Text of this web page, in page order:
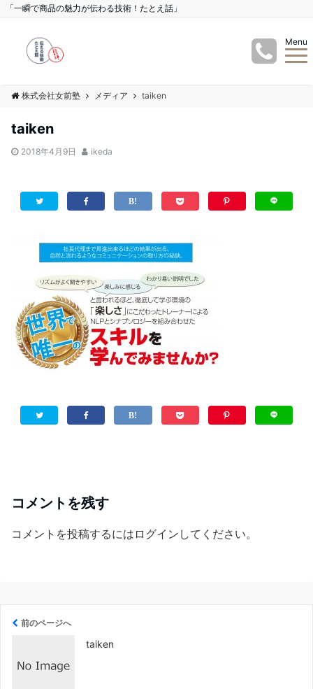
「一瞬で商品の魅力が伝わる技術！たとえ話」
Menu
株式会社女前塾 メディア taiken
taiken
2018年4月9日 ikeda
コメントを残す
コメントを投稿するには ログイン してください。
前のページへ
taiken